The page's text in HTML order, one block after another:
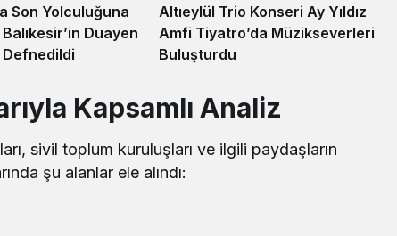
Son Yolculuğuna
Duayen
Altıeylül Trio Konseri Ay Yıldız
Amfi Tiyatro’da Müzikseverleri
Buluşturdu
Kapsamlı Analiz
sivil toplum kuruluşları ve ilgili paydaşların
şu alanlar ele alındı: